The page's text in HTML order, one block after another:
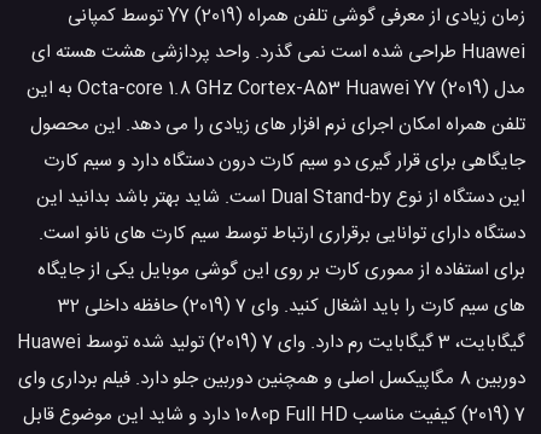
زمان زیادی از معرفی گوشی تلفن همراه Y7 (2019) توسط کمپانی
Huawei طراحی شده است نمی گذرد. واحد پردازشی هشت هسته ای
مدل Octa-core 1.8 GHz Cortex-A53 Huawei Y7 (2019) به این
تلفن همراه امکان اجرای نرم افزار های زیادی را می دهد. این محصول
جایگاهی برای قرار گیری دو سیم کارت درون دستگاه دارد و سیم کارت
این دستگاه از نوع Dual Stand-by است. شاید بهتر باشد بدانید این
دستگاه دارای توانایی برقراری ارتباط توسط سیم کارت های نانو است.
برای استفاده از مموری کارت بر روی این گوشی موبایل یکی از جایگاه
های سیم کارت را باید اشغال کنید. وای 7 (2019) حافظه داخلی 32
گیگابایت، 3 گیگابایت رم دارد. وای 7 (2019) تولید شده توسط Huawei
دوربین 8 مگاپیکسل اصلی و همچنین دوربین جلو دارد. فیلم برداری وای
7 (2019) کیفیت مناسب 1080p Full HD دارد و شاید این موضوع قابل